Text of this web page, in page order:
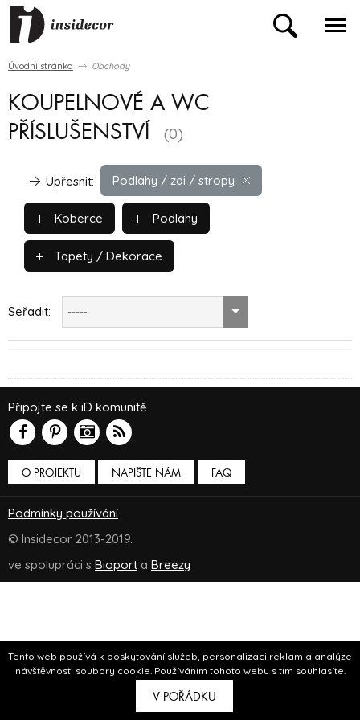
Tento web používá k poskytování služeb, personalizaci reklam a analýze
návštěvnosti soubory cookie. Používáním tohoto webu s tím souhlasíte.
V POŘÁDKU
Úvodní stránka Obchody
KOUPELNOVÉ A WC
PŘÍSLUŠENSTVÍ
(0)
Podlahy / zdi / stropy
Upřesnit:
Koberce Podlahy
Tapety / Dekorace
Seřadit: -----
O PROJEKTU NAPIŠTE NÁM
Připojte se k iD komunitě
FAQ
Podmínky používání
© Insidecor 2013-2019.
ve spolupráci s Bioport a Breezy